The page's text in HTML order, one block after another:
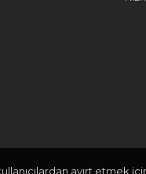
ayırt etmek